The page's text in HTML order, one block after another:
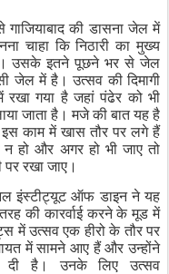
गाजियाबाद की डासना जेल में
चाहा कि निठारी का मुख्य
उसके इतने पूछने भर से जेल
जेल में है। उत्सव की दिमागी
रखा गया है जहां पंढेर को भी
जाता है। मजे की बात यह है
इस काम में खास तौर पर लगे हैं
न हो और अगर हो भी जाए तो
पर रखा जाए।
इंस्टीट्यूट ऑफ डाइन ने यह
तरह की कारर्वाई करने के मूड में
में उत्सव एक हीरो के तौर पर
में सामने आए हैं और उन्होंने
दी है। उनके लिए
उत्सव